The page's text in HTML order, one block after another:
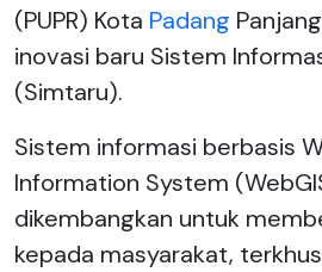
(PUPR) Kota Padang
inovasi baru Sistem
(Simtaru).
Sistem informasi berbasis
Information System
dikembangkan untuk
kepada masyarakat,